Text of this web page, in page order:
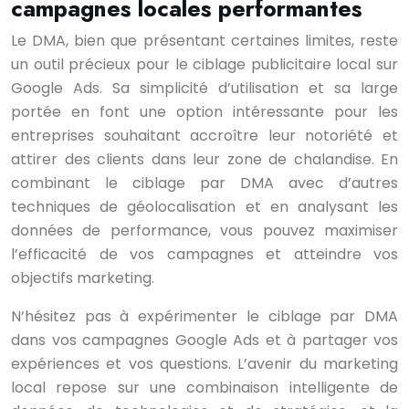
campagnes locales performantes
Le DMA, bien que présentant certaines limites, reste
un outil précieux pour le ciblage publicitaire local sur
Google Ads. Sa simplicité d’utilisation et sa large
portée en font une option intéressante pour les
entreprises souhaitant accroître leur notoriété et
attirer des clients dans leur zone de chalandise. En
combinant le ciblage par DMA avec d’autres
techniques de géolocalisation et en analysant les
données de performance, vous pouvez maximiser
l’efficacité de vos campagnes et atteindre vos
objectifs marketing.
N’hésitez pas à expérimenter le ciblage par DMA
dans vos campagnes Google Ads et à partager vos
expériences et vos questions. L’avenir du marketing
local repose sur une combinaison intelligente de